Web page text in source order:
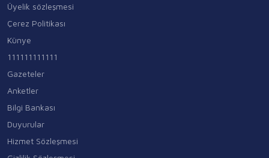
Üyelik sözleşmesi
Çerez Politikası
Künye
111111111111
Gazeteler
Anketler
Bilgi Bankası
Duyurular
Hizmet Sözleşmesi